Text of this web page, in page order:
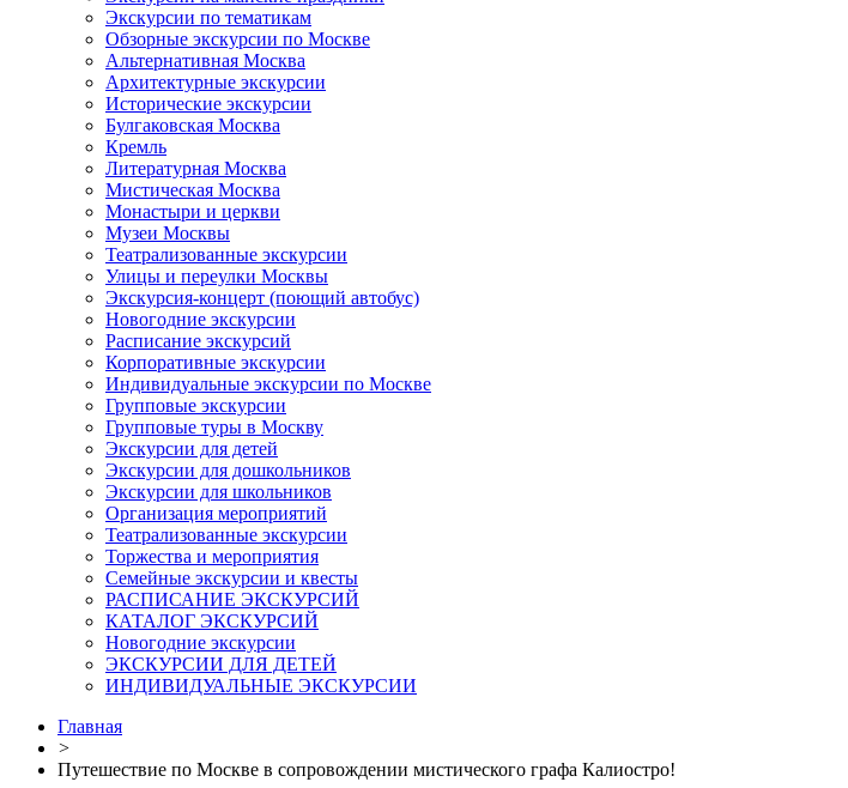
Экскурсии по тематикам
Обзорные экскурсии по Москве
Альтернативная Москва
Архитектурные экскурсии
Исторические экскурсии
Булгаковская Москва
Кремль
Литературная Москва
Мистическая Москва
Монастыри и церкви
Музеи Москвы
Театрализованные экскурсии
Улицы и переулки Москвы
Экскурсия-концерт (поющий автобус)
Новогодние экскурсии
Расписание экскурсий
Корпоративные экскурсии
Индивидуальные экскурсии по Москве
Групповые экскурсии
Групповые туры в Москву
Экскурсии для детей
Экскурсии для дошкольников
Экскурсии для школьников
Организация мероприятий
Театрализованные экскурсии
Торжества и мероприятия
Семейные экскурсии и квесты
РАСПИСАНИЕ ЭКСКУРСИЙ
КАТАЛОГ ЭКСКУРСИЙ
Новогодние экскурсии
ЭКСКУРСИИ ДЛЯ ДЕТЕЙ
ИНДИВИДУАЛЬНЫЕ ЭКСКУРСИИ
Главная
>
Путешествие по Москве в сопровождении мистического графа Калиостро!